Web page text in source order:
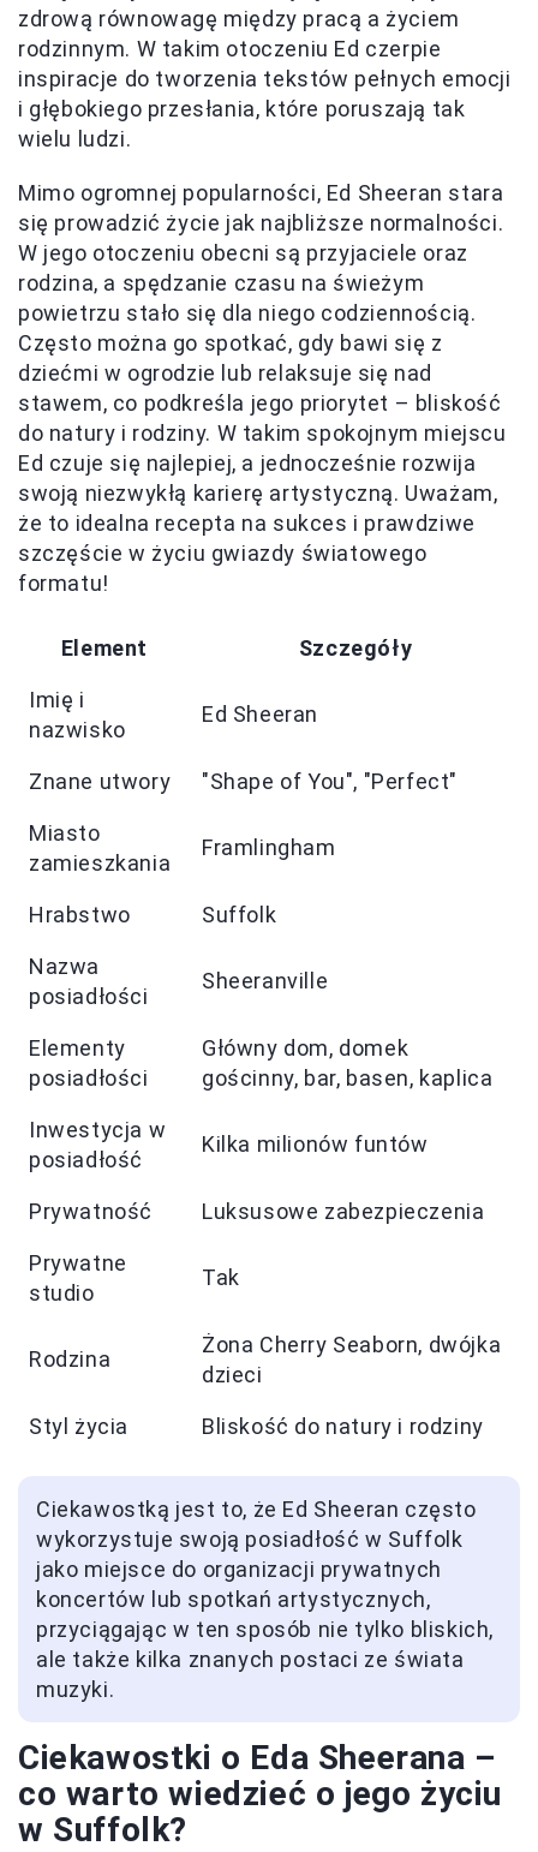
zdrową równowagę między pracą a życiem
rodzinnym. W takim otoczeniu Ed czerpie
inspiracje do tworzenia tekstów pełnych emocji
i głębokiego przesłania, które poruszają tak
wielu ludzi.
Mimo ogromnej popularności, Ed Sheeran stara
się prowadzić życie jak najbliższe normalności.
W jego otoczeniu obecni są przyjaciele oraz
rodzina, a spędzanie czasu na świeżym
powietrzu stało się dla niego codziennością.
Często można go spotkać, gdy bawi się z
dziećmi w ogrodzie lub relaksuje się nad
stawem, co podkreśla jego priorytet – bliskość
do natury i rodziny. W takim spokojnym miejscu
Ed czuje się najlepiej, a jednocześnie rozwija
swoją niezwykłą karierę artystyczną. Uważam,
że to idealna recepta na sukces i prawdziwe
szczęście w życiu gwiazdy światowego
formatu!
Element Szczegóły
Imię i
nazwisko
Ed Sheeran
Znane utwory "Shape of You", "Perfect"
Miasto
zamieszkania
Framlingham
Hrabstwo Suffolk
Nazwa
posiadłości
Sheeranville
Elementy
posiadłości
Główny dom, domek
gościnny, bar, basen, kaplica
Inwestycja w
posiadłość
Kilka milionów funtów
Prywatność Luksusowe zabezpieczenia
Prywatne
studio
Tak
Rodzina
Żona Cherry Seaborn, dwójka
dzieci
Styl życia Bliskość do natury i rodziny
Ciekawostką jest to, że Ed Sheeran często
wykorzystuje swoją posiadłość w Suffolk
jako miejsce do organizacji prywatnych
koncertów lub spotkań artystycznych,
przyciągając w ten sposób nie tylko bliskich,
ale także kilka znanych postaci ze świata
muzyki.
Ciekawostki o Eda Sheerana –
co warto wiedzieć o jego życiu
w Suffolk?